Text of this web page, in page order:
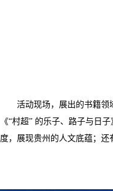
活动现场，展出的书籍
《“村超” 的乐子、路子与日
度，展现贵州的人文底蕴；